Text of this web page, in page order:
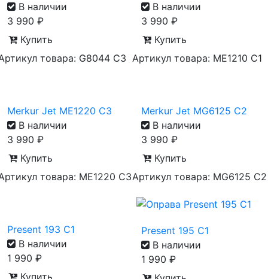
В наличии
3 990 ₽
Купить
товара: G8044 C3
В наличии
3 990 ₽
Купить
Артикул товара: ME1210 C1
Merkur Jet ME1220 C3
В наличии
3 990 ₽
Купить
товара: ME1220 C3
Merkur Jet MG6125 C2
В наличии
3 990 ₽
Купить
Артикул товара: MG6125 C2
Present 193 C1
В наличии
1 990 ₽
Купить
Present 195 C1
В наличии
1 990 ₽